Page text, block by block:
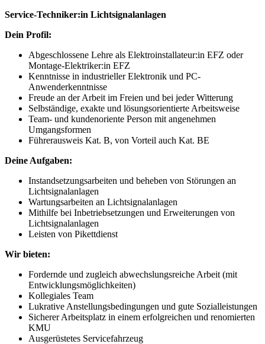
Service-Techniker:in Lichtsignalanlagen
Dein Profil:
Abgeschlossene Lehre als Elektroinstallateur:in EFZ oder
Montage-Elektriker:in EFZ
Kenntnisse in industrieller Elektronik und PC-
Anwenderkenntnisse
Freude an der Arbeit im Freien und bei jeder Witterung
Selbständige, exakte und lösungsorientierte Arbeitsweise
Team- und kundenoriente Person mit angenehmen
Umgangsformen
Führerausweis Kat. B, von Vorteil auch Kat. BE
Deine Aufgaben:
Instandsetzungsarbeiten und beheben von Störungen an
Lichtsignalanlagen
Wartungsarbeiten an Lichtsignalanlagen
Mithilfe bei Inbetriebsetzungen und Erweiterungen von
Lichtsignalanlagen
Leisten von Pikettdienst
Wir bieten:
Fordernde und zugleich abwechslungsreiche Arbeit (mit
Entwicklungsmöglichkeiten)
Kollegiales Team
Lukrative Anstellungsbedingungen und gute Sozialleistungen
Sicherer Arbeitsplatz in einem erfolgreichen und renomierten
KMU
Ausgerüstetes Servicefahrzeug